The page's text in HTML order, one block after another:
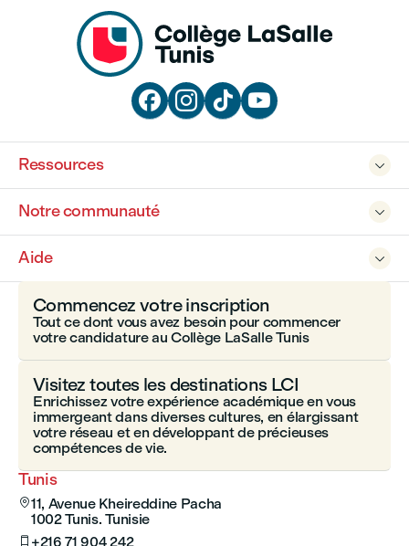
   

Ressources

Notre communauté

Aide
Tunis
11, Avenue Kheireddine Pacha
1002 Tunis. Tunisie
 +216 71 904 242
Commencez votre inscription
Tout ce dont vous avez besoin pour commencer
votre candidature au Collège LaSalle Tunis
Visitez toutes les destinations LCI
Enrichissez votre expérience académique en vous
immergeant dans diverses cultures, en élargissant
votre réseau et en développant de précieuses
compétences de vie.